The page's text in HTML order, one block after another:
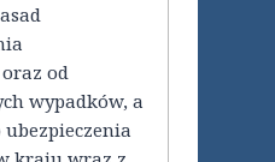
od
wypadków, a